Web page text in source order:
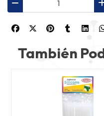
También